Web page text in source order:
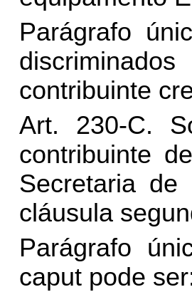
Parágrafo
contribuinte
Art. 230-C.
contribuinte
Secretaria de
cláusula
Parágrafo
caput pode